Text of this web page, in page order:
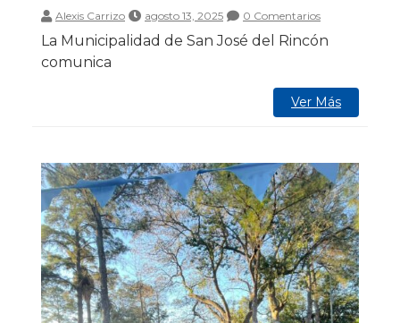
Alexis Carrizo agosto 13, 2025 0 Comentarios
La Municipalidad de San José del Rincón
comunica
Ver Más